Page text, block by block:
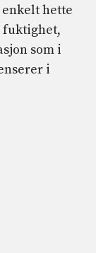
enkelt hette
fuktighet,
som i
i